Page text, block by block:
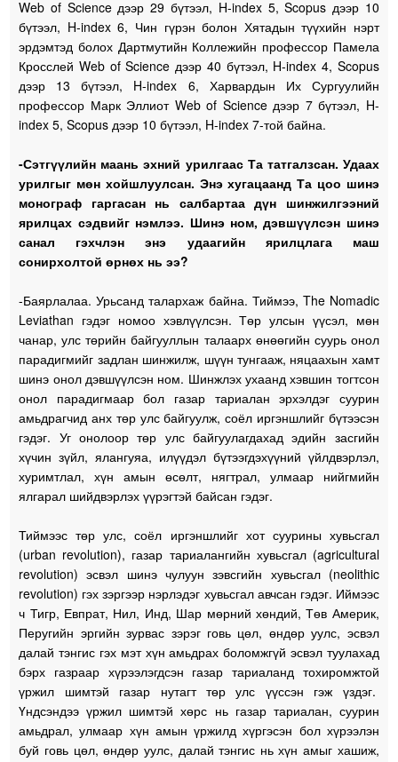
Web of Science дээр 29 бүтээл, H-index 5, Scopus дээр 10
бүтээл, H-index 6, Чин гүрэн болон Хятадын түүхийн нэрт
эрдэмтэд болох Дартмутийн Коллежийн профессор Памела
Кросслей Web of Science дээр 40 бүтээл, H-index 4, Scopus
дээр 13 бүтээл, H-index 6, Харвардын Их Сургуулийн
профессор Марк Эллиот Web of Science дээр 7 бүтээл, H-
index 5, Scopus дээр 10 бүтээл, H-index 7-той байна.
-Сэтгүүлийн маань эхний урилгаас Та татгалзсан. Удаах
урилгыг мөн хойшлуулсан. Энэ хугацаанд Та цоо шинэ
монограф гаргасан нь салбартаа дүн шинжилгээний
ярилцах сэдвийг нэмлээ. Шинэ ном, дэвшүүлсэн шинэ
санал гэхчлэн энэ удаагийн ярилцлага маш
сонирхолтой өрнөх нь ээ?
-Баярлалаа. Урьсанд талархаж байна. Тиймээ, The Nomadic
Leviathan гэдэг номоо хэвлүүлсэн. Төр улсын үүсэл, мөн
чанар, улс төрийн байгууллын талаарх өнөөгийн суурь онол
парадигмийг задлан шинжилж, шүүн тунгааж, няцаахын хамт
шинэ онол дэвшүүлсэн ном. Шинжлэх ухаанд хэвшин тогтсон
онол парадигмаар бол газар тариалан эрхэлдэг суурин
амьдрагчид анх төр улс байгуулж, соёл иргэншлийг бүтээсэн
гэдэг. Уг онолоор төр улс байгуулагдахад эдийн засгийн
хүчин зүйл, ялангуяа, илүүдэл бүтээгдэхүүний үйлдвэрлэл,
хуримтлал, хүн амын өсөлт, нягтрал, улмаар нийгмийн
ялгарал шийдвэрлэх үүрэгтэй байсан гэдэг.
Тиймээс төр улс, соёл иргэншлийг хот суурины хувьсгал
(urban revolution), газар тариалангийн хувьсгал (agricultural
revolution) эсвэл шинэ чулуун зэвсгийн хувьсгал (neolithic
revolution) гэх зэргээр нэрлэдэг хувьсгал авчсан гэдэг. Иймээс
ч Тигр, Евпрат, Нил, Инд, Шар мөрний хөндий, Төв Америк,
Перугийн эргийн зурвас зэрэг говь цөл, өндөр уулс, эсвэл
далай тэнгис гэх мэт хүн амьдрах боломжгүй эсвэл туулахад
бэрх газраар хүрээлэгдсэн газар тариаланд тохиромжтой
үржил шимтэй газар нутагт төр улс үүссэн гэж үздэг.
Үндсэндээ үржил шимтэй хөрс нь газар тариалан, суурин
амьдрал, улмаар хүн амын үржилд хүргэсэн бол хүрээлэн
буй говь цөл, өндөр уулс, далай тэнгис нь хүн амыг хашиж,